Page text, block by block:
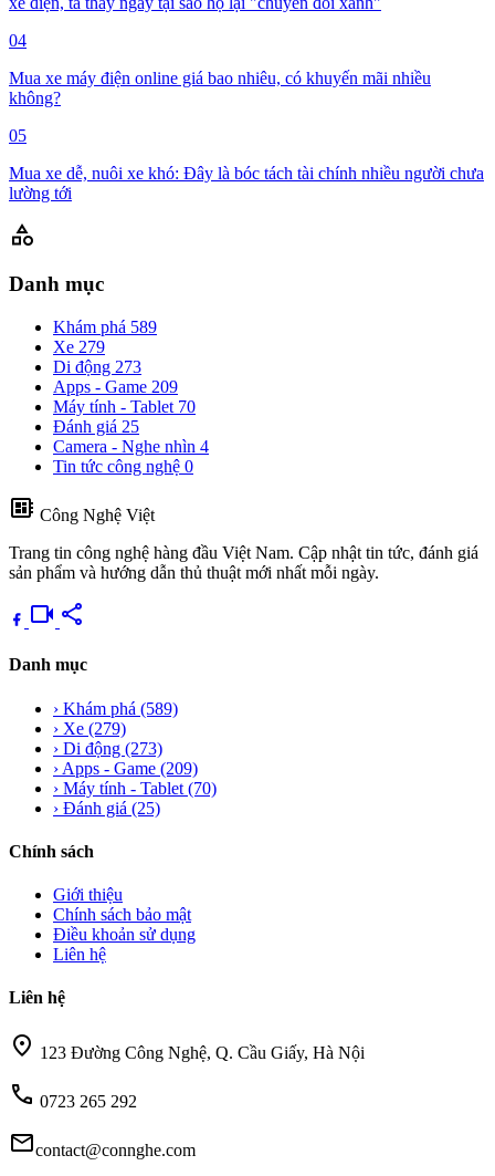
04
Mua xe máy điện online giá bao nhiêu, có khuyến mãi nhiều
không?
05
Mua xe dễ, nuôi xe khó: Đây là bóc tách tài chính nhiều người chưa
lường tới
category
Danh mục
Khám phá 589
Xe 279
Di động 273
Apps - Game 209
Máy tính - Tablet 70
Đánh giá 25
Camera - Nghe nhìn 4
Tin tức công nghệ 0
developer_board Công Nghệ Việt
Trang tin công nghệ hàng đầu Việt Nam. Cập nhật tin tức, đánh giá
sản phẩm và hướng dẫn thủ thuật mới nhất mỗi ngày.
videocam share
Danh mục
› Khám phá (589)
› Xe (279)
› Di động (273)
› Apps - Game (209)
› Máy tính - Tablet (70)
› Đánh giá (25)
Chính sách
Giới thiệu
Chính sách bảo mật
Điều khoản sử dụng
Liên hệ
Liên hệ
location_on 123 Đường Công Nghệ, Q. Cầu Giấy, Hà Nội
call 0723 265 292
mailcontact@connghe.com